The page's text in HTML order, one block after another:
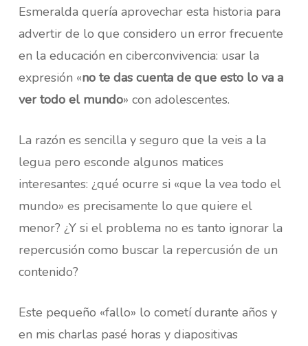
Esmeralda quería aprovechar esta historia para
advertir de lo que considero un error frecuente
en la educación en ciberconvivencia: usar la
expresión «no te das cuenta de que esto lo va a
ver todo el mundo» con adolescentes.
La razón es sencilla y seguro que la veis a la
legua pero esconde algunos matices
interesantes: ¿qué ocurre si «que la vea todo el
mundo» es precisamente lo que quiere el
menor? ¿Y si el problema no es tanto ignorar la
repercusión como buscar la repercusión de un
contenido?
Este pequeño «fallo» lo cometí durante años y
en mis charlas pasé horas y diapositivas